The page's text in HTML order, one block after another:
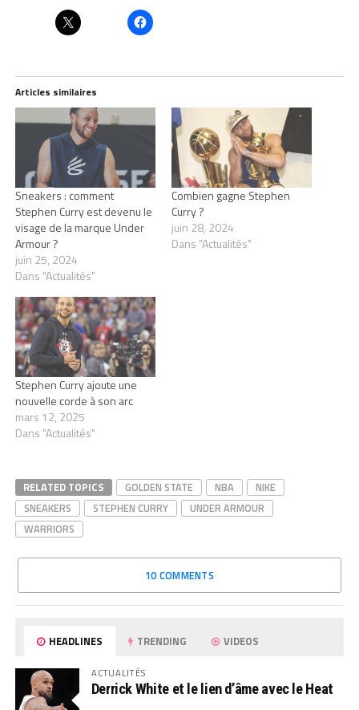
Articles similaires
Sneakers : comment
Stephen Curry est devenu le
visage de la marque Under
Armour ?
juin 25, 2024
Dans "Actualités"
Combien gagne Stephen
Curry ?
juin 28, 2024
Dans "Actualités"
Stephen Curry ajoute une
nouvelle corde à son arc
mars 12, 2025
Dans "Actualités"
RELATED TOPICS GOLDEN STATE NBA
NIKE
SNEAKERS
STEPHEN CURRY
UNDER ARMOUR
WARRIORS
10 COMMENTS
HEADLINES TRENDING VIDEOS
ACTUALITÉS
Derrick White et le lien d’âme avec le Heat